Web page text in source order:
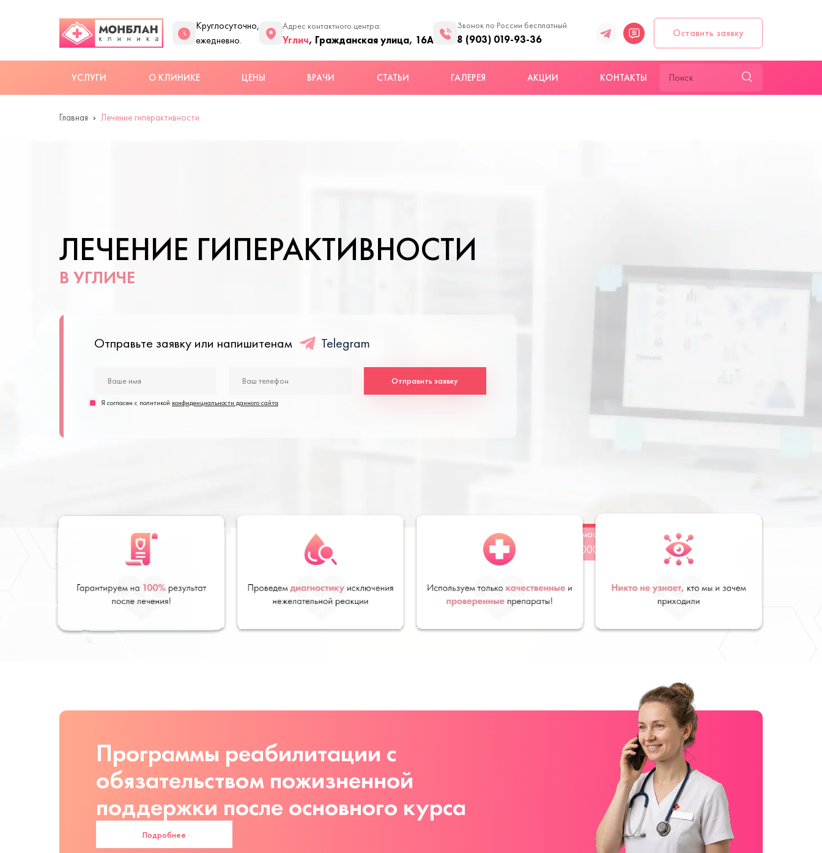
Круглосуточно,
ежедневно.
Адрес контактного центра:
Углич, Гражданская улица, 16А
Звонок по России бесплатный
8 (903) 019-93-36
Оставить заявку
УСЛУГИ О КЛИНИКЕ ЦЕНЫ ВРАЧИ СТАТЬИ ГАЛЕРЕЯ АКЦИИ КОНТАКТЫ
Главная Лечение гиперактивности
ЛЕЧЕНИЕ ГИПЕРАКТИВНОСТИ
В УГЛИЧЕ
Отправьте заявку или напишитенам Telegram
Отправить заявку
Я согласен с политикой конфиденциальности данного сайта
Стоимость
от 3000 руб
Заказать
Программы реабилитации с
обязательством пожизненной
поддержки после основного курса
Подробнее